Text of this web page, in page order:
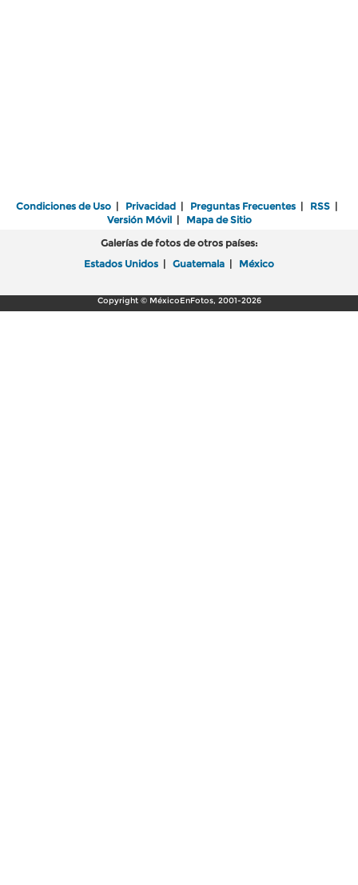
Condiciones de Uso | Privacidad | Preguntas Frecuentes | RSS |
Versión Móvil| Mapa de Sitio
Galerías de fotos de otros países:
Estados Unidos | Guatemala | México
Copyright © MéxicoEnFotos, 2001-2026